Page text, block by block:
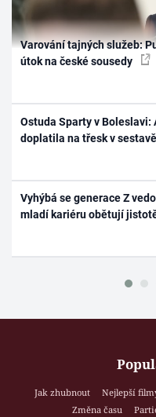
Varování tajných služeb:
útok na české sousedy
Ostuda Sparty v
doplatila na třesk v sestavě
Vyhýbá se generace Z
mladí kariéru obětují
Jak zhubnout Nejlepší
Změna času